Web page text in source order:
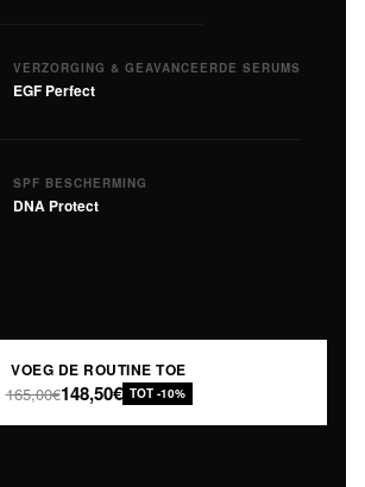
VERZORGING & GEAVANCEERDE SERUMS
EGF Perfect
SPF BESCHERMING
DNA Protect
VOEG DE ROUTINE TOE
165,00€148,50€ TOT -10%